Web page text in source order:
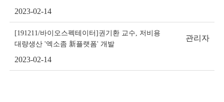
2023-02-14
[191211/바이오스펙테이터]권기환 교수, 저비용
대량생산 '엑소좀 新플랫폼' 개발
관리자
2023-02-14